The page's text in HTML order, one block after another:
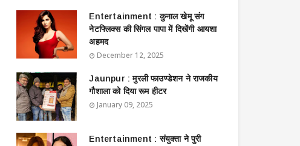
Entertainment : ​​​​कुनाल खेमू संग
नेटफ्लिक्स की सिंगल पापा में दिखेंगी आयशा
अहमद
December 12, 2025
Jaunpur : ​मुरली फाउण्डेशन ने राजकीय
गौशाला को दिया रूम हीटर
January 09, 2025
Entertainment : ​संयुक्ता ने पुरी